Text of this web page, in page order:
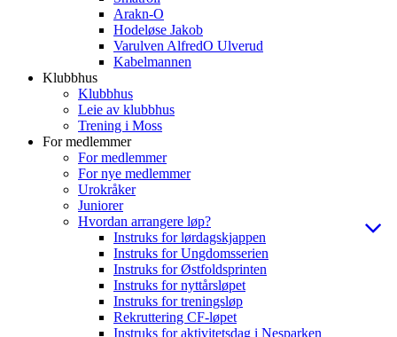
Arakn-O
Hodeløse Jakob
Varulven AlfredO Ulverud
Kabelmannen
Klubbhus
Klubbhus
Leie av klubbhus
Trening i Moss
For medlemmer
For medlemmer
For nye medlemmer
Urokråker
Juniorer
Hvordan arrangere løp?
Instruks for lørdagskjappen
Instruks for Ungdomsserien
Instruks for Østfoldsprinten
Instruks for nyttårsløpet
Instruks for treningsløp
Rekruttering CF-løpet
Instruks for aktivitetsdag i Nesparken